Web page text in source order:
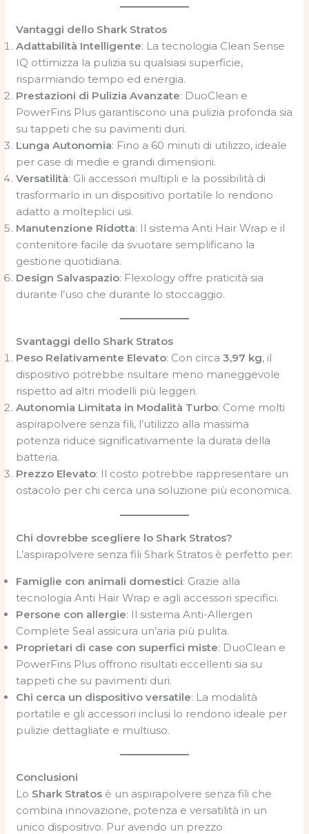
Vantaggi dello Shark Stratos
Adattabilità Intelligente: La tecnologia Clean Sense
IQ ottimizza la pulizia su qualsiasi superficie,
risparmiando tempo ed energia.
Prestazioni di Pulizia Avanzate: DuoClean e
PowerFins Plus garantiscono una pulizia profonda sia
su tappeti che su pavimenti duri.
Lunga Autonomia: Fino a 60 minuti di utilizzo, ideale
per case di medie e grandi dimensioni.
Versatilità: Gli accessori multipli e la possibilità di
trasformarlo in un dispositivo portatile lo rendono
adatto a molteplici usi.
Manutenzione Ridotta: Il sistema Anti Hair Wrap e il
contenitore facile da svuotare semplificano la
gestione quotidiana.
Design Salvaspazio: Flexology offre praticità sia
durante l’uso che durante lo stoccaggio.
Svantaggi dello Shark Stratos
Peso Relativamente Elevato: Con circa3,97 kg, il
dispositivo potrebbe risultare meno maneggevole
rispetto ad altri modelli più leggeri.
Autonomia Limitata in Modalità Turbo: Come molti
aspirapolvere senza fili, l’utilizzo alla massima
potenza riduce significativamente la durata della
batteria.
Prezzo Elevato: Il costo potrebbe rappresentare un
ostacolo per chi cerca una soluzione più economica.
Chi dovrebbe scegliere lo Shark Stratos?
L’aspirapolvere senza fili Shark Stratos è perfetto per:
Famiglie con animali domestici: Grazie alla
tecnologia Anti Hair Wrap e agli accessori specifici.
Persone con allergie: Il sistema Anti-Allergen
Complete Seal assicura un’aria più pulita.
Proprietari di case con superfici miste: DuoClean e
PowerFins Plus offrono risultati eccellenti sia su
tappeti che su pavimenti duri.
Chi cerca un dispositivo versatile: La modalità
portatile e gli accessori inclusi lo rendono ideale per
pulizie dettagliate e multiuso.
Conclusioni
Lo Shark Stratos è un aspirapolvere senza fili che
combina innovazione, potenza e versatilità in un
unico dispositivo. Pur avendo un prezzo